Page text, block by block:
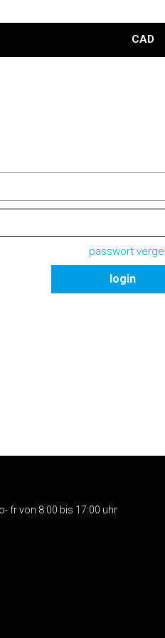
CAD
passwort
login
fr von 8:00 bis 17:00 uhr